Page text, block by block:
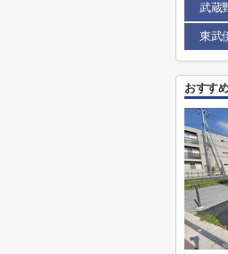
武蔵
東武
おすす